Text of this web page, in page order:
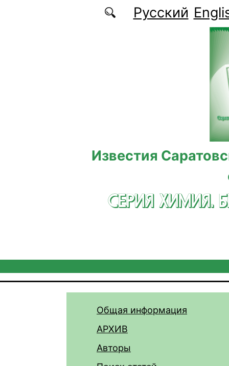
Перейти к основному содержаниюРусский
Известия
СЕРИЯ ХИМИЯ.
Общая информация
АРХИВ
Авторы